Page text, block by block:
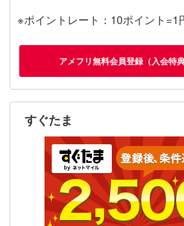
※ポイントレート：10ポイント=1
アメフリ無料会員登録（入会特典
すぐたま